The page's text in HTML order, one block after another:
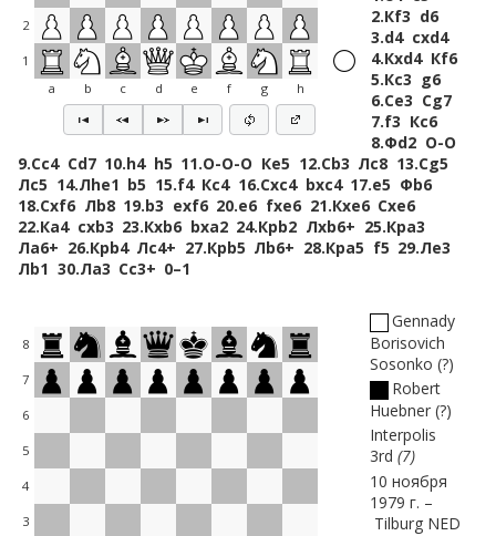
2
1
a
b c d e f g h
2.Кf3 d6
3.d4 cxd4
4.Кxd4 Кf6
5.Кc3 g6
6.Сe3 Сg7
7.f3 Кc6
8.Фd2 O-O
9.Сc4 Сd7 10.h4 h5 11.O-O-O Кe5 12.Сb3 Лc8 13.Сg5
Лc5 14.Лhe1 b5 15.f4 Кc4 16.Сxc4 bxc4 17.e5 Фb6
18.Сxf6 Лb8 19.b3 exf6 20.e6 fxe6 21.Кxe6 Сxe6
22.Кa4 cxb3 23.Кxb6 bxa2 24.Крb2 Лxb6+ 25.Крa3
Лa6+ 26.Крb4 Лc4+ 27.Крb5 Лb6+ 28.Крa5 f5 29.Лe3
Лb1 30.Лa3 Сc3+ 0–1
8
7
6
5
4
3
Gennady
Borisovich
Sosonko ?
Robert
Huebner ?
Interpolis
3rd 7
10 ноября
1979 г.
Tilburg NED